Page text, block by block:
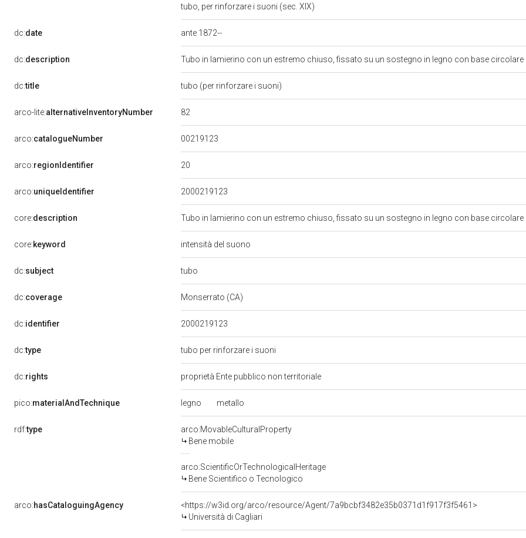
tubo, per rinforzare i suoni (sec. XIX)
dc:date ante 1872--
dc:description Tubo in lamierino con un estremo chiuso, fissato su un sostegno in legno con base circolare
dc:title tubo (per rinforzare i suoni)
arco-lite:alternativeInventoryNumber 82
arco:catalogueNumber 00219123
arco:regionIdentifier 20
arco:uniqueIdentifier 2000219123
core:description Tubo in lamierino con un estremo chiuso, fissato su un sostegno in legno con base circolare
core:keyword intensità del suono
dc:subject tubo
dc:coverage Monserrato (CA)
dc:identifier 2000219123
dc:type tubo per rinforzare i suoni
dc:rights proprietà Ente pubblico non territoriale
pico:materialAndTechnique legno metallo
rdf:type
arco:MovableCulturalProperty
Bene mobile
arco:ScientificOrTechnologicalHeritage
Bene Scientifico o Tecnologico
arco:hasCataloguingAgency
<https://w3id.org/arco/resource/Agent/7a9bcbf3482e35b0371d1f917f3f5461>
Università di Cagliari